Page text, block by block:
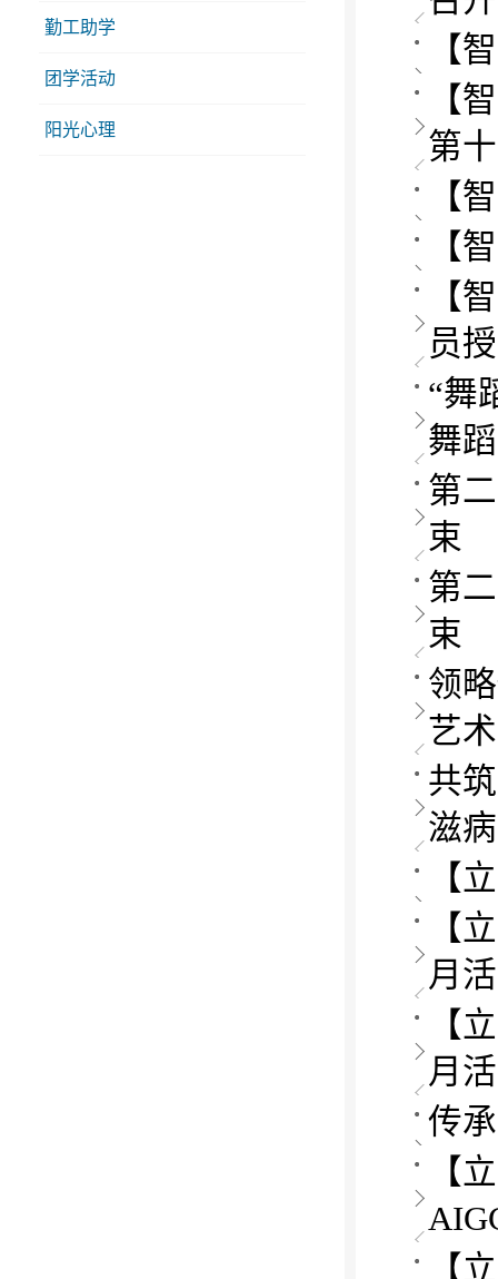
勤工助学
团学活动
阳光心理
【
【
第
【
【
【
员
“舞
舞
第
束
第
束
领
艺
共
滋
【
【
月
【
月
传
【
【